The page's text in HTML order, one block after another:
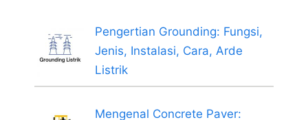
Pengertian Grounding: Fungsi,
Jenis, Instalasi, Cara, Arde
Listrik
Mengenal Concrete Paver: